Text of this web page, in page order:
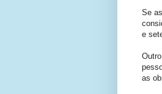
Se
e
as